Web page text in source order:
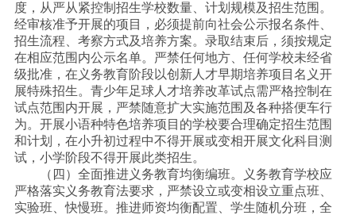
度，从严从紧控制招生学校数量、计划规模及招生范围。
经审核准予开展的项目，必须提前向社会公示报名条件、
招生流程、考察方式及培养方案。录取结束后，须按规定
在相应范围内公示名单。严禁任何地方、任何学校未经省
级批准，在义务教育阶段以创新人才早期培养项目名义开
展特殊招生。青少年足球人才培养改革试点需严格控制在
试点范围内开展，严禁随意扩大实施范围及各种搭便车行
为。开展小语种特色培养项目的学校要合理确定招生范围
和计划，在小升初过程中不得开展或变相开展文化科目测
试，小学阶段不得开展此类招生。
（四）全面推进义务教育均衡编班。义务教育学校应
严格落实义务教育法要求，严禁设立或变相设立重点班、
实验班、快慢班。推进师资均衡配置、学生随机分班，全